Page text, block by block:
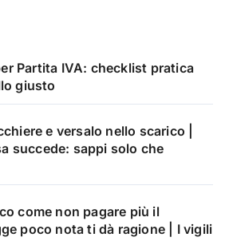
Partita IVA: checklist pratica
giusto
e versalo nello scarico |
succede: sappi solo che
come non pagare più il
poco nota ti dà ragione | I vigili